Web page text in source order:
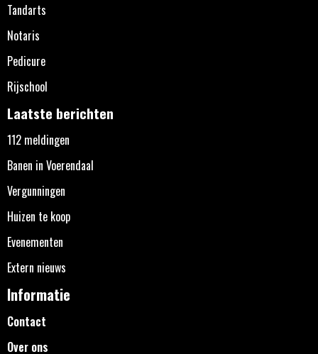
Tandarts
Notaris
Pedicure
Rijschool
Laatste berichten
112 meldingen
Banen in Voerendaal
Vergunningen
Huizen te koop
Evenementen
Extern nieuws
Informatie
Contact
Over ons